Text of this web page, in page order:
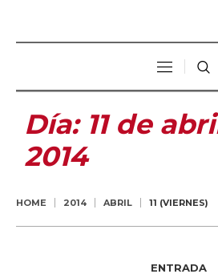
Día: 11 de
2014
HOME 2014 ABRIL 11 (VIERNES)
ENTRADA